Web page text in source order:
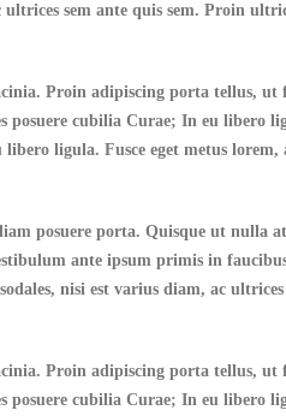
sem ante quis sem. Proin
Proin adipiscing porta tellus,
cubilia Curae; In eu libero
ligula. Fusce eget metus
posuere porta. Quisque ut nulla
ante ipsum primis in
nisi est varius diam, ac
Proin adipiscing porta tellus,
cubilia Curae; In eu libero